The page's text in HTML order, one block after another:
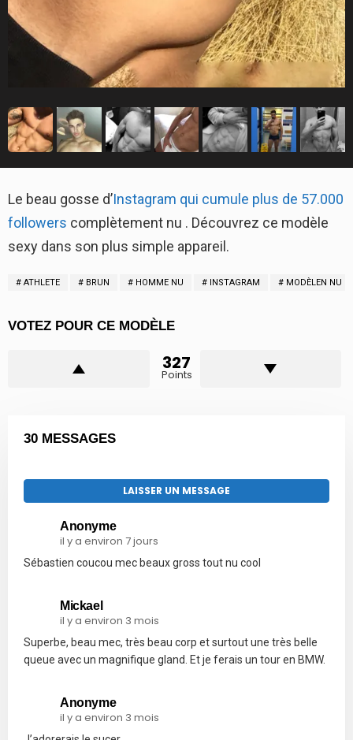
Le beau gosse d’Instagram qui cumule plus de 57.000
followers complètement nu . Découvrez ce modèle
sexy dans son plus simple appareil.
ATHLETE BRUN HOMME NU INSTAGRAM MODÈLEN NU
VOTEZ POUR CE MODÈLE
327
Points
30 MESSAGES
LAISSER UN MESSAGE
Anonyme
il y a environ 7 jours
Sébastien coucou mec beaux gross tout nu cool
Mickael
il y a environ 3 mois
Superbe, beau mec, très beau corp et surtout une très belle
queue avec un magnifique gland. Et je ferais un tour en BMW.
Anonyme
il y a environ 3 mois